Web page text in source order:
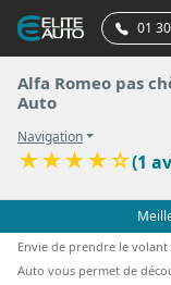
01
Alfa Romeo pas
Auto
Navigation
★★★★☆(1
Envie de prendre le
Auto vous permet de